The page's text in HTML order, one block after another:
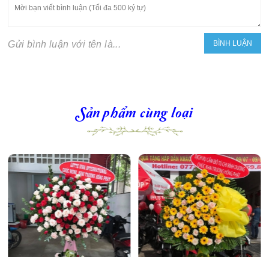
Gửi bình luận với tên là...
Sản phẩm cùng loại